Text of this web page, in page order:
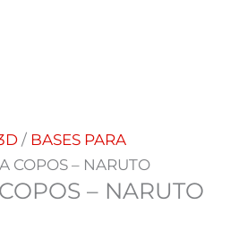
/ BASES PARA
COPOS – NARUTO
– NARUTO